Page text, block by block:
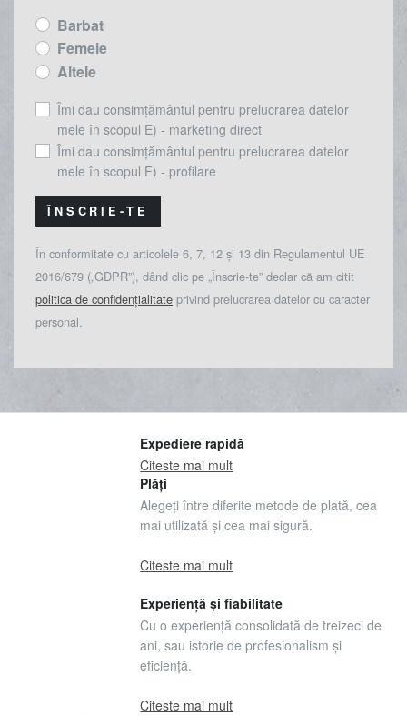
Barbat
Femeie
Altele
Îmi dau consimțământul pentru prelucrarea datelor
mele în scopul E) - marketing direct
Îmi dau consimțământul pentru prelucrarea datelor
mele în scopul F) - profilare
ÎNSCRIE-TE
În conformitate cu articolele 6, 7, 12 și 13 din Regulamentul UE
2016/679 („GDPR”), dând clic pe „Înscrie-te” declar că am citit
politica de confidențialitate privind prelucrarea datelor cu caracter
personal.
Expediere rapidă
Citeste mai mult
Plăți
Alegeți între diferite metode de plată, cea
mai utilizată și cea mai sigură.
Citeste mai mult
Experiență și fiabilitate
Cu o experiență consolidată de treizeci de
ani, sau istorie de profesionalism și
eficiență.
Citeste mai mult